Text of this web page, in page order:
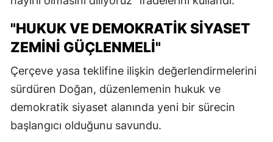
"HUKUK VE DEMOKRATİK SİYASET
ZEMİNİ GÜÇLENMELİ"
Çerçeve yasa teklifine ilişkin değerlendirmelerini
sürdüren Doğan, düzenlemenin hukuk ve
demokratik siyaset alanında yeni bir sürecin
başlangıcı olduğunu savundu.